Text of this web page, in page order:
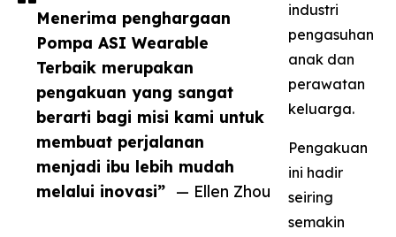
Menerima penghargaan
Pompa ASI Wearable
Terbaik merupakan
pengakuan yang sangat
berarti bagi misi kami untuk
membuat perjalanan
menjadi ibu lebih mudah
melalui inovasi” — Ellen Zhou
industri
pengasuhan
anak dan
perawatan
keluarga.
Pengakuan
ini hadir
seiring
semakin